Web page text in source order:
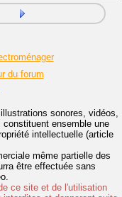
du forum
sonores, vidéos,
ensemble une
intellectuelle (article
même partielle des
être effectuée sans
ce site et de l'utilisation